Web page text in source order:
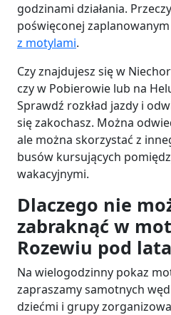
godzinami działania.
poświęconej zaplanowanym
z motylami.
Czy znajdujesz się w
czy w Pobierowie lub na
Sprawdź rozkład jazdy i
się zakochasz. Można
ale można skorzystać z
busów kursujących
wakacyjnymi.
Dlaczego nie
zabraknąć w
Rozewiu pod
Na wielogodzinny pokaz
zapraszamy samotnych
dziećmi i grupy